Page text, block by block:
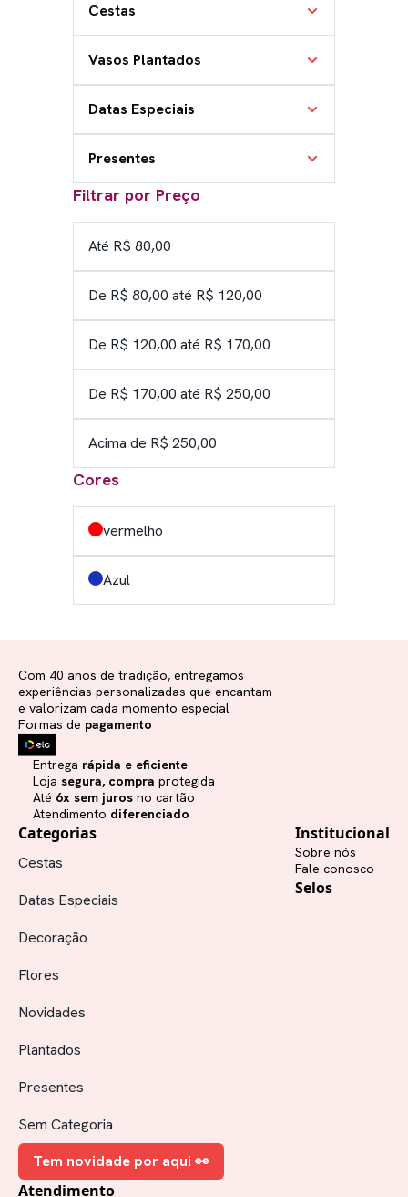
Cestas
Vasos Plantados
Datas Especiais
Presentes
Filtrar por Preço
Até R$ 80,00
De R$ 80,00 até R$ 120,00
De R$ 120,00 até R$ 170,00
De R$ 170,00 até R$ 250,00
Acima de R$ 250,00
Cores
vermelho
Azul
Com 40 anos de tradição, entregamos
experiências personalizadas que encantam
e valorizam cada momento especial
Formas de pagamento
Entrega rápida e eficiente
Loja segura, compra protegida
Até 6x sem juros no cartão
Atendimento diferenciado
Categorias
Cestas
Datas Especiais
Decoração
Flores
Novidades
Plantados
Presentes
Sem Categoria
Tem novidade por aqui 👀
Institucional
Sobre nós
Fale conosco
Selos
Atendimento